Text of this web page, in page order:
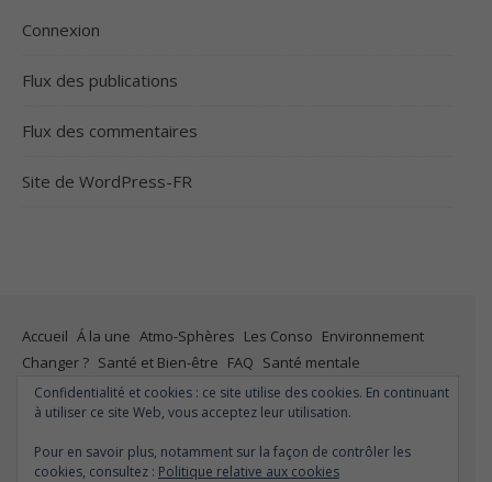
Connexion
Flux des publications
Flux des commentaires
Site de WordPress-FR
Accueil Á la une Atmo-Sphères Les Conso Environnement
Changer ? Santé et Bien-être FAQ Santé mentale
Plus de liberté
Plus d’argent Meilleur sommeil
Meilleur coeur
Meilleur souffle Meilleure fertilité
Meilleure vie sexuelle
Moins de dépression
Meilleur odorat
Meilleur goût
Moins de pollution
Confidentialité et cookies : ce site utilise des cookies. En continuant
à utiliser ce site Web, vous acceptez leur utilisation.
Pour en savoir plus, notamment sur la façon de contrôler les
cookies, consultez : Politique relative aux cookies